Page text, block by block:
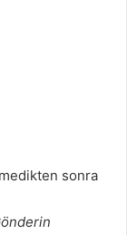
sonra